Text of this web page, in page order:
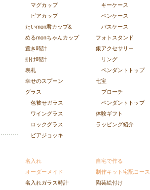
マグカップ
ビアカップ
たいmon君カップ&
めるmonちゃんカップ
置き時計
掛け時計
表札
幸せのスプーン
グラス
色被せガラス
ワイングラス
ロックグラス
ビアジョッキ
キーケース
ペンケース
パスケース
フォトスタンド
銀アクセサリー
リング
ペンダントトップ
七宝
ブローチ
ペンダントトップ
体験ギフト
ラッピング紹介
名入れ
オーダーメイド
名入れガラス時計
自宅で作る
制作キット宅配コース
陶芸絵付け